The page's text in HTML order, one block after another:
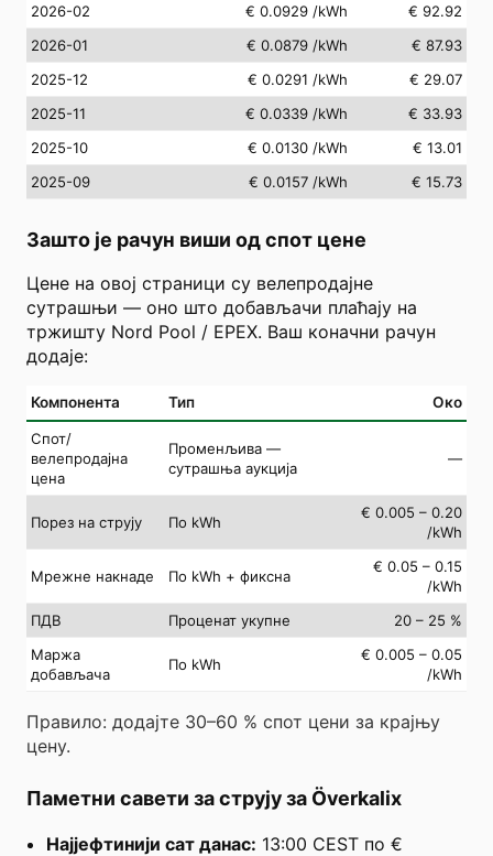
2026-02
€ 0.0929 /kWh
€ 92.92
2026-01
€ 0.0879 /kWh
€ 87.93
2025-12
€ 0.0291 /kWh
€ 29.07
2025-11
€ 0.0339 /kWh
€ 33.93
2025-10
€ 0.0130 /kWh
€ 13.01
2025-09
€ 0.0157 /kWh € 15.73
Зашто је рачун виши од спот цене
Цене на овој страници су велепродајне
сутрашњи — оно што добављачи плаћају на
тржишту Nord Pool / EPEX. Ваш коначни рачун
додаје:
Компонента Тип Око
Спот/
велепродајна
цена
Променљива —
сутрашња аукција
—
Порез на струју По kWh
€ 0.005 – 0.20
/kWh
Мрежне накнаде По kWh + фиксна
€ 0.05 – 0.15
/kWh
ПДВ
Проценат укупне
20 – 25 %
Маржа
добављача
По kWh
€ 0.005 – 0.05
/kWh
Правило: додајте 30–60 % спот цени за крајњу
цену.
Паметни савети за струју за Överkalix
Најјефтинији сат данас: 13:00 CEST по €